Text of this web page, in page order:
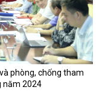
phòng, chống tham
năm 2024